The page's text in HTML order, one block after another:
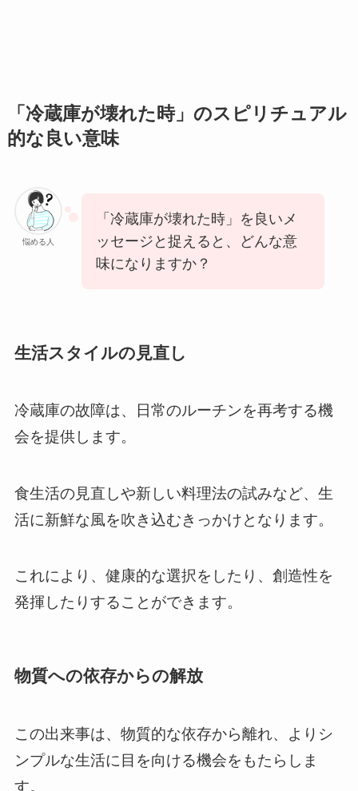
「冷蔵庫が壊れた時」のスピリチュアル
的な良い意味
悩める人
「冷蔵庫が壊れた時」を良いメ
ッセージと捉えると、どんな意
味になりますか？
生活スタイルの見直し
冷蔵庫の故障は、日常のルーチンを再考する機
会を提供します。
食生活の見直しや新しい料理法の試みなど、生
活に新鮮な風を吹き込むきっかけとなります。
これにより、健康的な選択をしたり、創造性を
発揮したりすることができます。
物質への依存からの解放
この出来事は、物質的な依存から離れ、よりシ
ンプルな生活に目を向ける機会をもたらしま
す。